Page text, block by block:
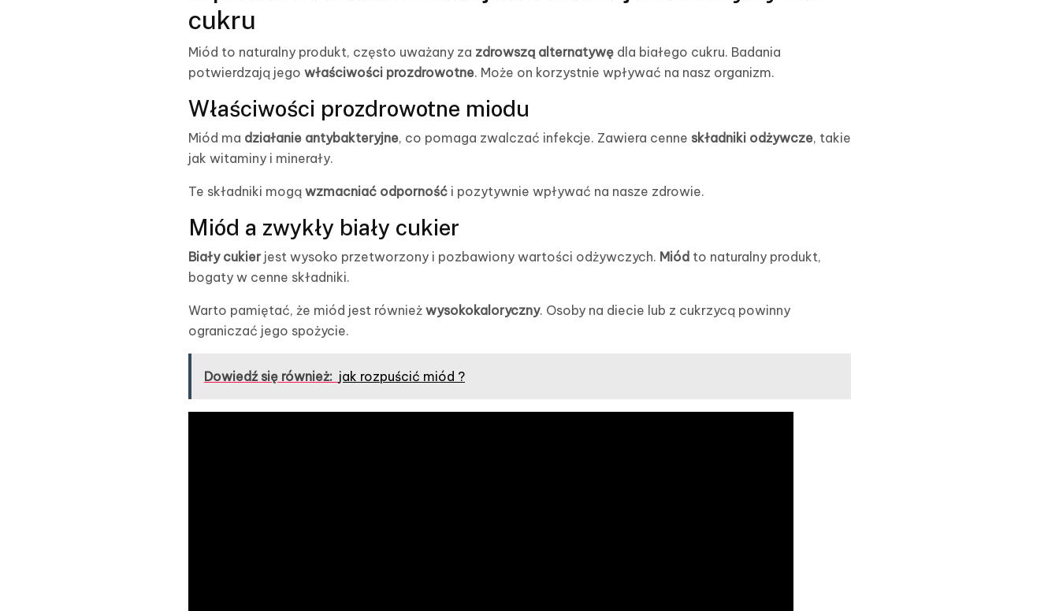
cukru
Miód to naturalny produkt, często uważany za zdrowszą alternatywę dla białego cukru. Badania
potwierdzają jego właściwości prozdrowotne. Może on korzystnie wpływać na nasz organizm.
Właściwości prozdrowotne miodu
Miód ma działanie antybakteryjne, co pomaga zwalczać infekcje. Zawiera cenne składniki odżywcze, takie
jak witaminy i minerały.
Te składniki mogą wzmacniać odporność i pozytywnie wpływać na nasze zdrowie.
Miód a zwykły biały cukier
Biały cukierjest wysoko przetworzony i pozbawiony wartości odżywczych. Miód to naturalny produkt,
bogaty w cenne składniki.
Warto pamiętać, że miód jest również wysokokaloryczny. Osoby na diecie lub z cukrzycą powinny
ograniczać jego spożycie.
Dowiedź się również: jak rozpuścić miód ?